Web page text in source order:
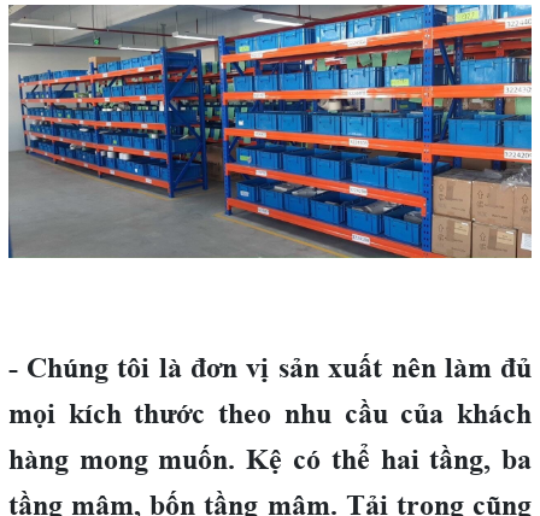
- Chúng tôi là đơn vị sản xuất nên làm đủ
mọi kích thước theo nhu cầu của khách
hàng mong muốn. Kệ có thể hai tầng, ba
tầng mâm, bốn tầng mâm. Tải trọng cũng